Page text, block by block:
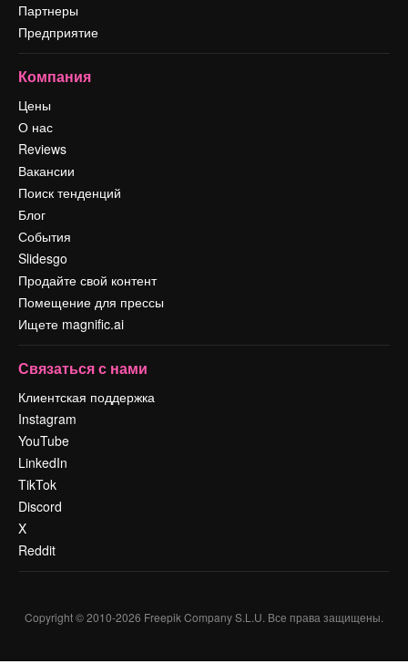
Партнеры
Предприятие
Компания
Цены
О нас
Reviews
Вакансии
Поиск тенденций
Блог
События
Slidesgo
Продайте свой контент
Помещение для прессы
Ищете magnific.ai
Связаться с нами
Клиентская поддержка
Instagram
YouTube
LinkedIn
TikTok
Discord
X
Reddit
Copyright © 2010-2026 Freepik Company S.L.U. Все права защищены.